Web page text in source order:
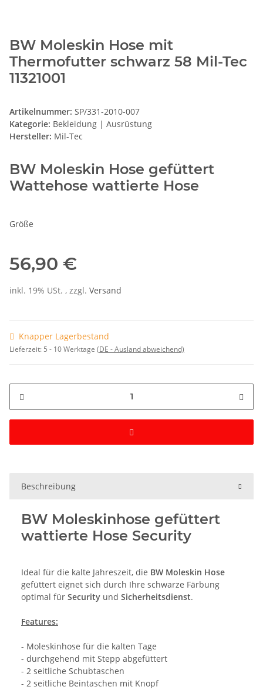
BW Moleskin Hose mit
Thermofutter schwarz 58 Mil-Tec
11321001
Artikelnummer: SP/331-2010-007
Kategorie: Bekleidung | Ausrüstung
Hersteller: Mil-Tec
BW Moleskin Hose gefüttert
Wattehose wattierte Hose
Größe
56,90 €
inkl. 19% USt. , zzgl. Versand
Knapper Lagerbestand
Lieferzeit: 5 - 10 Werktage (DE - Ausland abweichend)
Beschreibung
BW Moleskinhose gefüttert
wattierte Hose Security
Ideal für die kalte Jahreszeit, die BW Moleskin Hose
gefüttert eignet sich durch Ihre schwarze Färbung
optimal für Security und Sicherheitsdienst.
Features:
- Moleskinhose für die kalten Tage
- durchgehend mit Stepp abgefüttert
- 2 seitliche Schubtaschen
- 2 seitliche Beintaschen mit Knopf